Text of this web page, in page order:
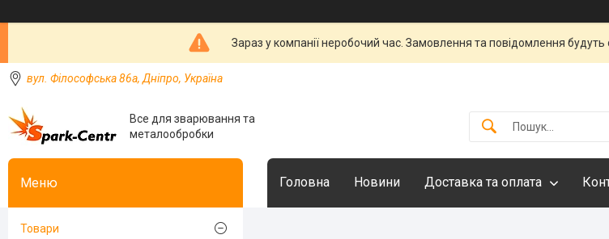
Зараз у компанії неробочий час. Замовлення та повідомлення
вул. Філософська 86а, Дніпро, Україна
Все для зварювання та
металообробки
Головна Новини Доставка та оплата
Товари